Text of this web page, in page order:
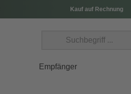
Kauf auf Rechnung
Empfänger